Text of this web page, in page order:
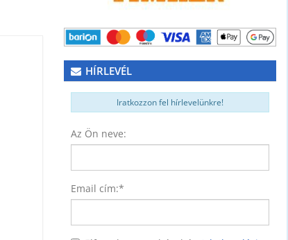
HÍRLEVÉL
Iratkozzon fel hírlevelünkre!
Az Ön neve:
Email cím:*